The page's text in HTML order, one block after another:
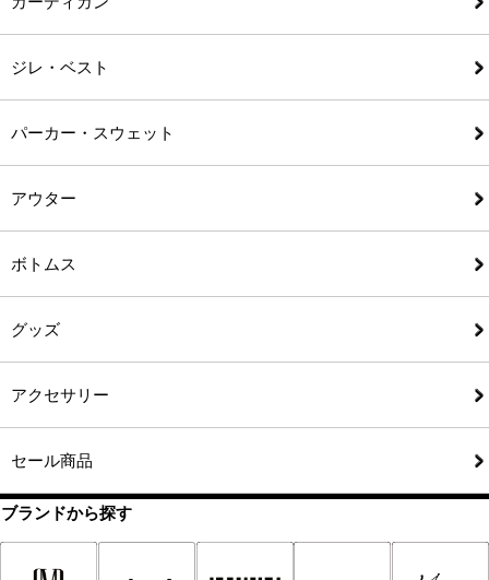
ジレ・ベスト
パーカー・スウェット
アウター
ボトムス
グッズ
アクセサリー
セール商品
ブランドから探す